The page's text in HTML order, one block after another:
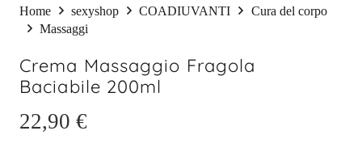
Home sexyshop COADIUVANTI
Cura del corpo
Massaggi
Crema Massaggio Fragola
Baciabile 200ml
22,90 €